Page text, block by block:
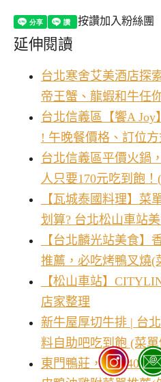
按讚加入粉絲團
延伸閱讀
台北寒舍艾美酒店探
帝王蟹、龍蝦和牛任
台北信義區【饗A
! 午晚餐價格、訂位
台北信義區平價火鍋
人只要170元吃到飽
【瓦城泰國料理】菜
划算? 台北松山車站
【台北麟光站美食】
推薦，必吃烤鴨叉燒(
【松山車站】
店家整理
新牛屋厚切牛排 | 台
料自助吧吃到飽 (菜
東門鴨莊，台北40年